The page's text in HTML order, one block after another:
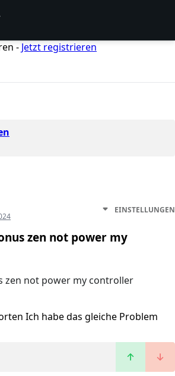
- Jetzt registrieren
EINSTELLUNGEN
zen not power my
zen not power my controller
Ich habe das gleiche Problem